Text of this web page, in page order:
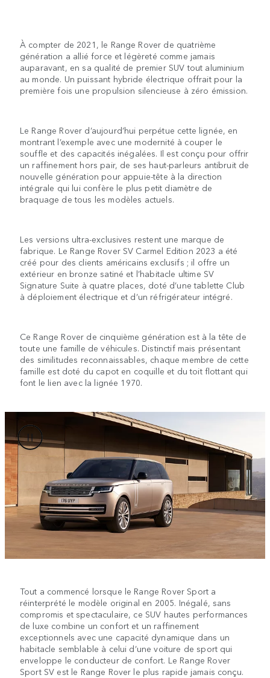
À compter de 2021, le Range Rover de quatrième
génération a allié force et légèreté comme jamais
auparavant, en sa qualité de premier SUV tout aluminium
au monde. Un puissant hybride électrique offrait pour la
première fois une propulsion silencieuse à zéro émission.
Le Range Rover d’aujourd’hui perpétue cette lignée, en
montrant l’exemple avec une modernité à couper le
souffle et des capacités inégalées. Il est conçu pour offrir
un raffinement hors pair, de ses haut-parleurs antibruit de
nouvelle génération pour appuie-tête à la direction
intégrale qui lui confère le plus petit diamètre de
braquage de tous les modèles actuels.
Les versions ultra-exclusives restent une marque de
fabrique. Le Range Rover SV Carmel Edition 2023 a été
créé pour des clients américains exclusifs ; il offre un
extérieur en bronze satiné et l’habitacle ultime SV
Signature Suite à quatre places, doté d’une tablette Club
à déploiement électrique et d’un réfrigérateur intégré.
Ce Range Rover de cinquième génération est à la tête de
toute une famille de véhicules. Distinctif mais présentant
des similitudes reconnaissables, chaque membre de cette
famille est doté du capot en coquille et du toit flottant qui
font le lien avec la lignée 1970.
Tout a commencé lorsque le Range Rover Sport a
réinterprété le modèle original en 2005. Inégalé, sans
compromis et spectaculaire, ce SUV hautes performances
de luxe combine un confort et un raffinement
exceptionnels avec une capacité dynamique dans un
habitacle semblable à celui d’une voiture de sport qui
enveloppe le conducteur de confort. Le Range Rover
Sport SV est le Range Rover le plus rapide jamais conçu.